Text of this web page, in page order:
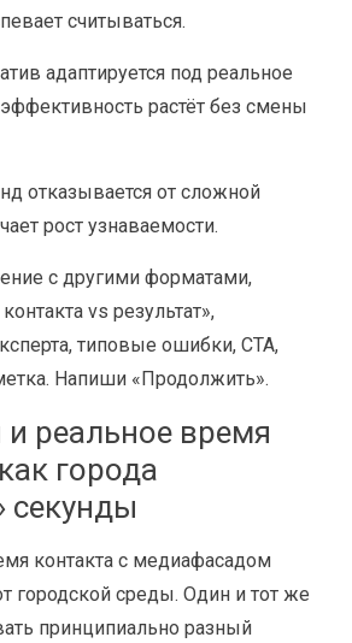
считываться.
адаптируется под реальное
растёт без смены
отказывается от сложной
рост узнаваемости.
с другими форматами,
vs результат»,
типовые ошибки, CTA,
Напиши «Продолжить».
и реальное время
города
секунды
контакта с медиафасадом
городской среды. Один и тот же
принципиально разный